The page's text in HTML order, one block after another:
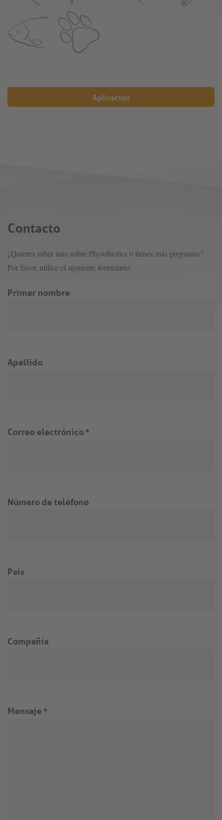
Aplicación
Contacto
¿Quieres saber más sobre Phytobiotics o tienes más preguntas?
Por favor, utilice el siguiente formulario.
Primer nombre
Apellido
Correo electrónico *
Número de teléfono
País
Compañía
Mensaje *